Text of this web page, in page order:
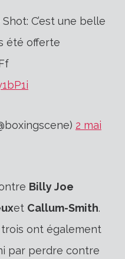
C’est une belle
été offerte
2 mai
Billy Joe
et Callum-Smith.
ont également
par perdre contre